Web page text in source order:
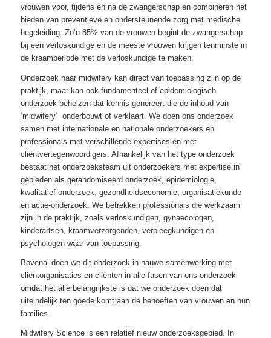
vrouwen voor, tijdens en na de zwangerschap en combineren het
bieden van preventieve en ondersteunende zorg met medische
begeleiding. Zo’n 85% van de vrouwen begint de zwangerschap
bij een verloskundige en de meeste vrouwen krijgen tenminste in
de kraamperiode met de verloskundige te maken.
Onderzoek naar midwifery kan direct van toepassing zijn op de
praktijk, maar kan ook fundamenteel of epidemiologisch
onderzoek behelzen dat kennis genereert die de inhoud van
‘midwifery’ onderbouwt of verklaart. We doen ons onderzoek
samen met internationale en nationale onderzoekers en
professionals met verschillende expertises en met
cliëntvertegenwoordigers. Afhankelijk van het type onderzoek
bestaat het onderzoeksteam uit onderzoekers met expertise in
gebieden als gerandomiseerd onderzoek, epidemiologie,
kwalitatief onderzoek, gezondheidseconomie, organisatiekunde
en actie-onderzoek. We betrekken professionals die werkzaam
zijn in de praktijk, zoals verloskundigen, gynaecologen,
kinderartsen, kraamverzorgenden, verpleegkundigen en
psychologen waar van toepassing.
Bovenal doen we dit onderzoek in nauwe samenwerking met
cliëntorganisaties en cliënten in alle fasen van ons onderzoek
omdat het allerbelangrijkste is dat we onderzoek doen dat
uiteindelijk ten goede komt aan de behoeften van vrouwen en hun
families.
Midwifery Science is een relatief nieuw onderzoeksgebied. In